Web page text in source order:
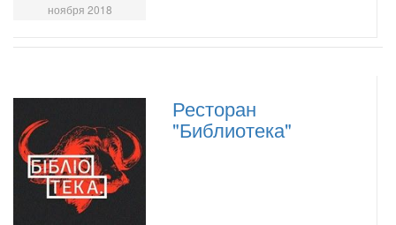
ноября 2018
Ресторан
"Библиотека"